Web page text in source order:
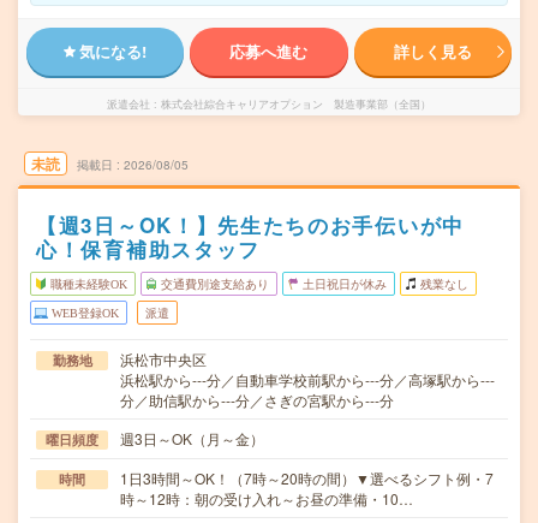
気になる! 応募へ進む 詳しく見る
派遣会社 株式会社綜合キャリアオプション 製造事業部（全国）
未読 掲載日 2026/08/05
【週3日～OK！】先生たちのお手伝いが中
心！保育補助スタッフ
職種未経験OK 交通費別途支給あり 土日祝日が休み 残業なし
WEB登録OK 派遣
勤務地
浜松市中央区
浜松駅から---分／自動車学校前駅から---分／高塚駅から---
分／助信駅から---分／さぎの宮駅から---分
曜日頻度 週3日～OK（月～金）
時間
1日3時間～OK！（7時～20時の間）▼選べるシフト例・7
時～12時：朝の受け入れ～お昼の準備・10…